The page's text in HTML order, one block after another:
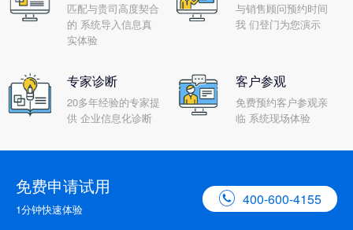
匹配与贵司高度契合
的 系统导入信息真
实体验
与销售顾问预约时间
我 们登门为您演示
专家诊断
20多年经验的专家提
供 企业信息化诊断
客户参观
免费预约客户参观亲
临 系统现场体验
免费申请试用
1分钟快速体验
 400-600-4155